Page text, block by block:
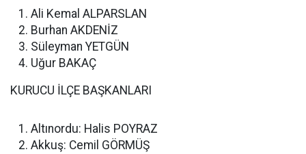
Ali Kemal ALPARSLAN
Burhan AKDENİZ
Süleyman YETGÜN
Uğur BAKAÇ
KURUCU İLÇE BAŞKANLARI
Altınordu: Halis POYRAZ
Akkuş: Cemil GÖRMÜŞ